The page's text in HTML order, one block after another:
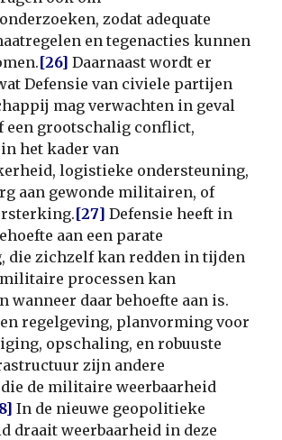
zodat adequate
en tegenacties kunnen
[26] Daarnaast wordt er
Defensie van civiele partijen
mag verwachten in geval
een grootschalig conflict,
het kader van
logistieke ondersteuning,
aan gewonde militairen, of
[27] Defensie heeft in
aan een parate
die zichzelf kan redden in tijden
processen kan
wanneer daar behoefte aan is.
regelgeving, planvorming voor
opschaling, en robuuste
zijn andere
de militaire weerbaarheid
In de nieuwe geopolitieke
draait weerbaarheid in deze